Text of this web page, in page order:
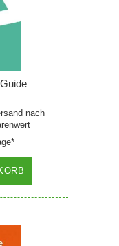
nach